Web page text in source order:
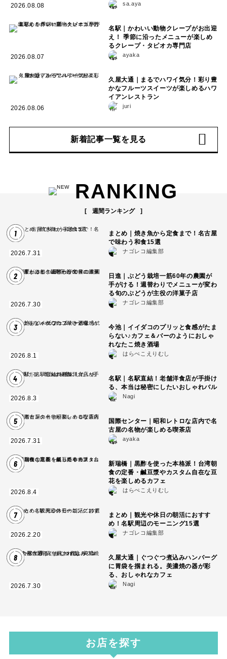
2026.08.08 sa.aya
2026.08.07
名駅｜かわいい動物クレープがお出迎
え！ 季節に沿ったメニューが楽しめ
るクレープ・タピオカ専門店
ayaka
2026.08.06
久屋大通｜まるでハワイ気分！彩り豊
かなフルーツスイーツが楽しめるハワ
イアンレストラン
juri
新着記事一覧を見る
RANKING
週間ランキング
1
2026.7.31
まとめ｜焼き魚から定食まで！名古屋
で味わう和食15選
ナゴレコ編集部
2
2026.7.30
日進｜ぶどう栽培一筋60年の農園が
手がける！週替わりでメニューが変わ
る旬のぶどうが主役の洋菓子店
ナゴレコ編集部
3
2026.8.1
今池｜イイダコのプリッと食感がたま
らない♪カフェ＆バーのようにおしゃ
れなたこ焼き酒場
はらぺこえりむし
4
2026.8.3
名駅｜名駅直結！老舗洋食店が手掛け
る、本当は秘密にしたいおしゃれバル
Nagi
5
2026.7.31
国際センター｜昭和レトロな店内で名
古屋の名物が楽しめる喫茶店
ayaka
6
2026.8.4
新瑞橋｜黒酢を使った本格派！台湾朝
食の定番・鹹豆漿やカスタム自在な豆
花を楽しめるカフェ
はらぺこえりむし
7
2026.2.20
まとめ｜観光や休日の朝活におすす
め！名駅周辺のモーニング15選
ナゴレコ編集部
8
2026.7.30
久屋大通｜ぐつぐつ煮込みハンバーグ
に胃袋を掴まれる。美濃焼の器が彩
る、おしゃれなカフェ
Nagi
お店を探す